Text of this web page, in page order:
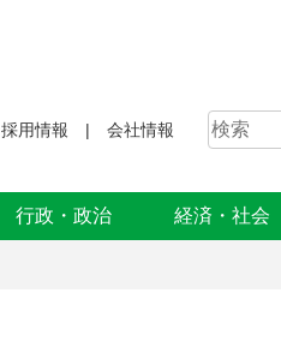
採用情報 会社情報
行政・政治 経済・社会